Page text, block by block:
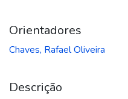
Orientadores
Chaves, Rafael Oliveira
Descrição